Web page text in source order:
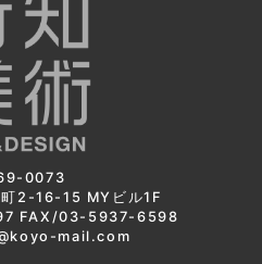
0073
町2-16-15 MYビル1F
FAX/03-5937-6598
mail.com